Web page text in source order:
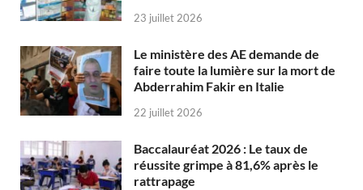
23 juillet 2026
Le ministère des AE demande de
faire toute la lumière sur la mort de
Abderrahim Fakir en Italie
22 juillet 2026
Baccalauréat 2026 : Le taux de
réussite grimpe à 81,6% après le
rattrapage